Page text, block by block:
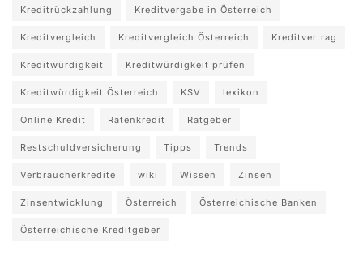
Kreditrückzahlung Kreditvergabe in Österreich
Kreditvergleich Kreditvergleich Österreich Kreditvertrag
Kreditwürdigkeit Kreditwürdigkeit prüfen
Kreditwürdigkeit Österreich KSV lexikon
Online Kredit Ratenkredit Ratgeber
Restschuldversicherung Tipps Trends
Verbraucherkredite wiki Wissen Zinsen
Zinsentwicklung Österreich Österreichische Banken
Österreichische Kreditgeber